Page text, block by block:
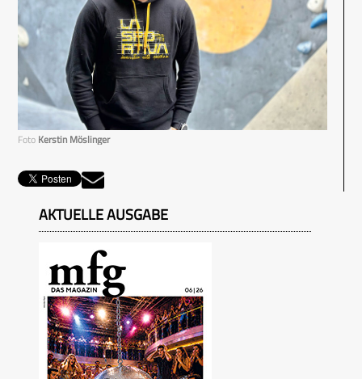
Foto Kerstin Möslinger
AKTUELLE AUSGABE